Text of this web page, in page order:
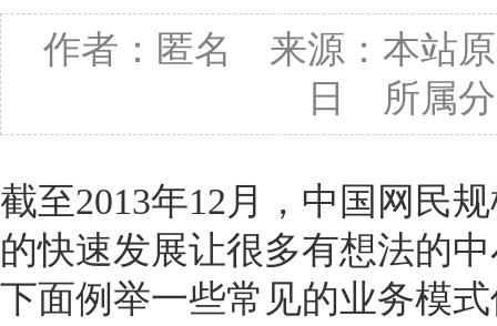
作者：匿名 来源：本站
日 所属
截至2013年12月，中国网民
的快速发展让很多有想法的
下面例举一些常见的业务模